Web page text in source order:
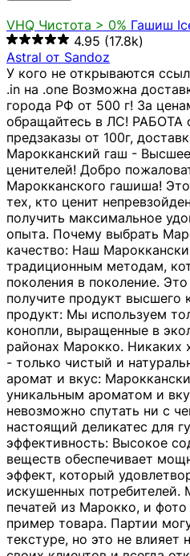
VHQ Чистота > 0% Гашиш
4.95 (17.8k)
Astral от Sandoz
У кого не открываются
.in на .one Возможна
города РФ от 500 г! За
обращайтесь в ЛС! РАБОТА
предзаказы от 100г,
Марокканский гаш -
ценителей! Добро
Марокканского гашиша!
тех, кто ценит
получить максимальное
опыта. Почему выбрать
качество: Наш
традиционным методам,
поколения в поколение.
получите продукт высшего
продукт: Мы используем
конопли, выращенные в
районах Марокко. Никаких
- только чистый и
аромат и вкус:
уникальным ароматом и
невозможно спутать ни с
настоящий деликатес для
эффективность: Высокое
веществ обеспечивает
эффект, который
искушенных
печатей из Марокко, и
пример товара. Партии
текстуре, но это не